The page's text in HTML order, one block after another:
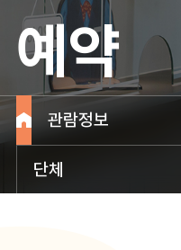
예약
관람정보
단체